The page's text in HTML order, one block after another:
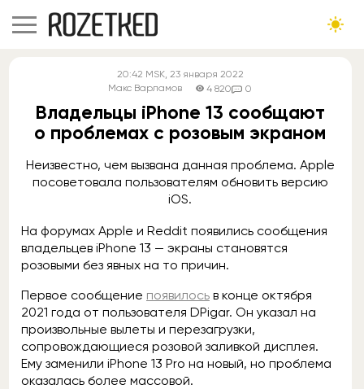
20:42 MSK, 23 января 2022
Макс Варламов
4 820 0
Владельцы iPhone 13 сообщают
о проблемах с розовым экраном
Неизвестно, чем вызвана данная проблема. Apple
посоветовала пользователям обновить версию
iOS.
На форумах Apple и Reddit появились сообщения
владельцев iPhone 13 — экраны становятся
розовыми без явных на то причин.
Первое сообщение появилось в конце октября
2021 года от пользователя DPigar. Он указал на
произвольные вылеты и перезагрузки,
сопровождающиеся розовой заливкой дисплея.
Ему заменили iPhone 13 Pro на новый, но проблема
оказалась более массовой.